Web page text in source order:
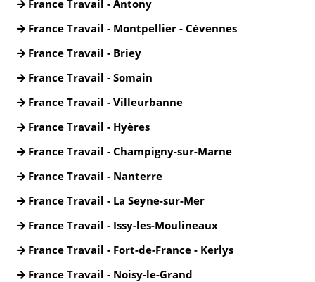
France Travail - Antony
France Travail - Montpellier - Cévennes
France Travail - Briey
France Travail - Somain
France Travail - Villeurbanne
France Travail - Hyères
France Travail - Champigny-sur-Marne
France Travail - Nanterre
France Travail - La Seyne-sur-Mer
France Travail - Issy-les-Moulineaux
France Travail - Fort-de-France - Kerlys
France Travail - Noisy-le-Grand